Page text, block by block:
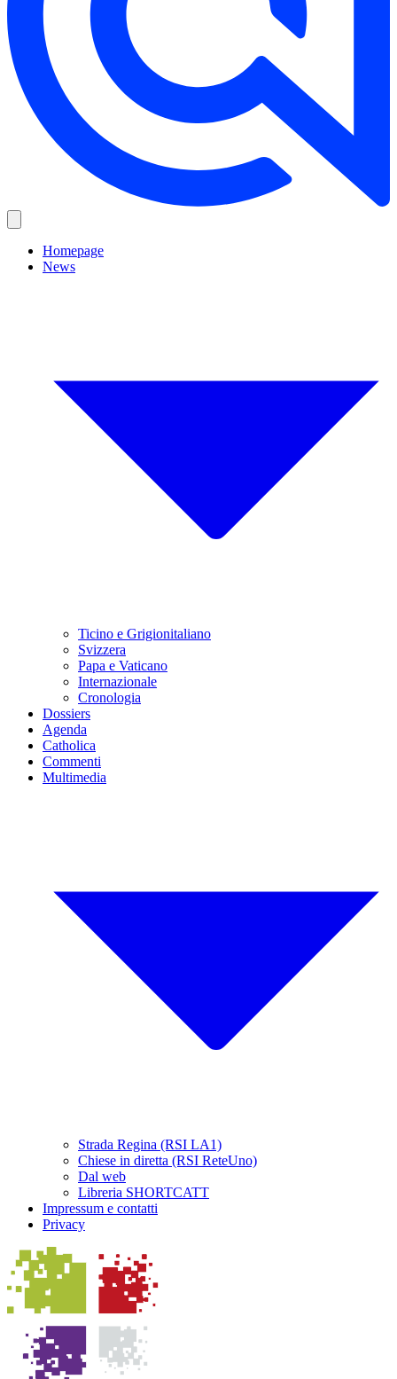
Homepage
News
Ticino e Grigionitaliano
Svizzera
Papa e Vaticano
Internazionale
Cronologia
Dossiers
Agenda
Catholica
Commenti
Multimedia
Strada Regina (RSI LA1)
Chiese in diretta (RSI ReteUno)
Dal web
Libreria SHORTCATT
Impressum e contatti
Privacy